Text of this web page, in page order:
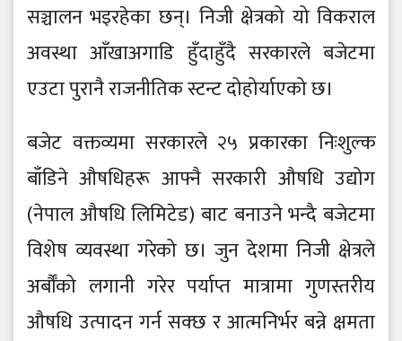
सञ्चालन भइरहेका छन्। निजी क्षेत्रको यो विकराल
अवस्था आँखाअगाडि हुँदाहुँदै सरकारले बजेटमा
एउटा पुरानै राजनीतिक स्टन्ट दोहोर्याएको छ।
बजेट वक्तव्यमा सरकारले २५ प्रकारका निःशुल्क
बाँडिने औषधिहरू आफ्नै सरकारी औषधि उद्योग
(नेपाल औषधि लिमिटेड) बाट बनाउने भन्दै बजेटमा
विशेष व्यवस्था गरेको छ। जुन देशमा निजी क्षेत्रले
अर्बौँको लगानी गरेर पर्याप्त मात्रामा गुणस्तरीय
औषधि उत्पादन गर्न सक्छ र आत्मनिर्भर बन्ने क्षमता